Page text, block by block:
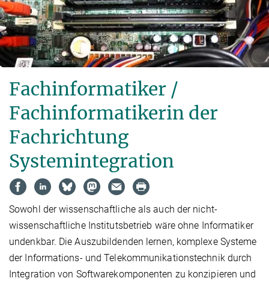
Fachinformatiker /
Fachinformatikerin der
Fachrichtung
Systemintegration
Sowohl der wissenschaftliche als auch der nicht-
wissenschaftliche Institutsbetrieb wäre ohne Informatiker
undenkbar. Die Auszubildenden lernen, komplexe Systeme
der Informations- und Telekommunikationstechnik durch
Integration von Softwarekomponenten zu konzipieren und